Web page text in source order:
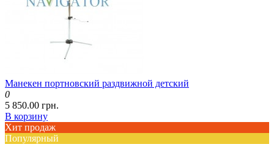
Манекен портновский раздвижной детский
0
5 850.00 грн.
В корзину
Хит продаж
Популярный